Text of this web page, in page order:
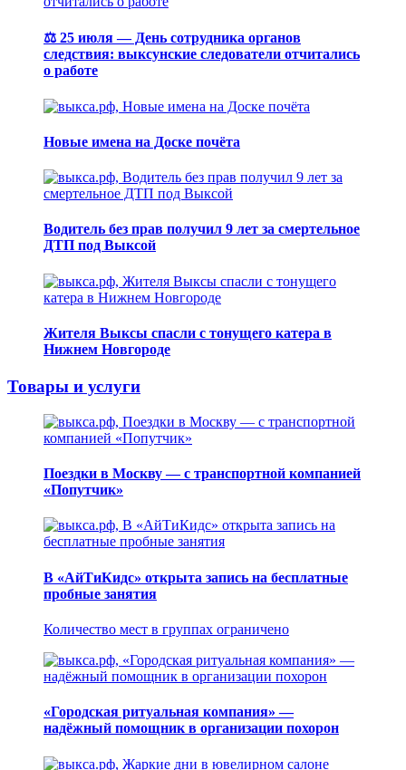
⚖️ 25 июля — День сотрудника органов
следствия: выксунские следователи отчитались
о работе
Новые имена на Доске почёта
Водитель без прав получил 9 лет за смертельное
ДТП под Выксой
Жителя Выксы спасли с тонущего катера в
Нижнем Новгороде
Товары и услуги
Поездки в Москву — с транспортной компанией
«Попутчик»
В «АйТиКидс» открыта запись на бесплатные
пробные занятия
Количество мест в группах ограничено
«Городская ритуальная компания» —
надёжный помощник в организации похорон